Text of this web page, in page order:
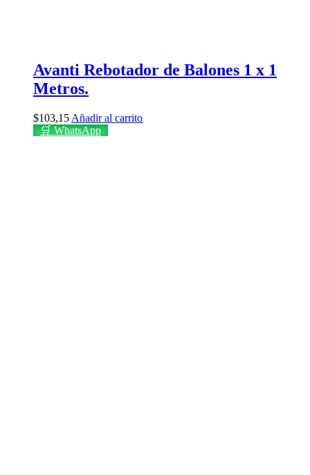
Avanti Rebotador de Balones 1 x 1
Metros.
$103,15 Añadir al carrito
🛒 WhatsApp